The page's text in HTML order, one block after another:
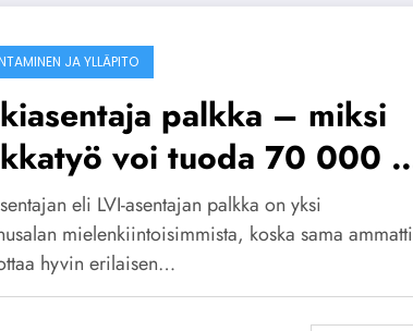
JA YLLÄPITO
palkka – miksi
voi tuoda 70 000 €
eli LVI-asentajan palkka on yksi
mielenkiintoisimmista, koska sama ammatti
hyvin erilaisen…